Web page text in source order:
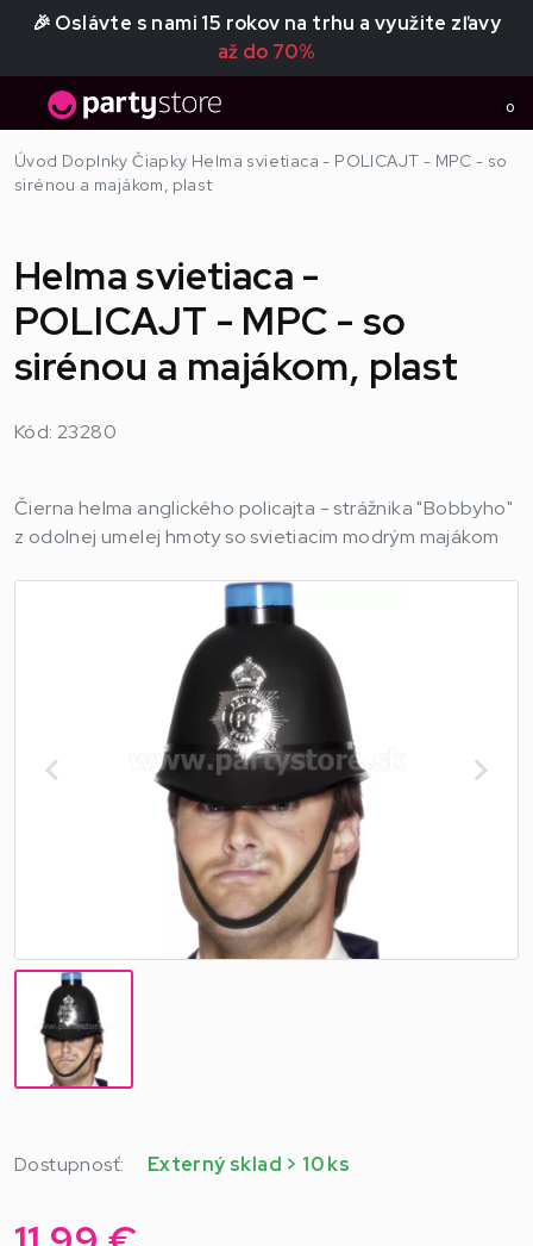
🎉 Oslávte s nami 15 rokov na trhu a využite zľavy
až do 70%
0
Úvod Doplnky Čiapky Helma svietiaca - POLICAJT - MPC - so
sirénou a majákom, plast
Helma svietiaca -
POLICAJT - MPC - so
sirénou a majákom, plast
Kód: 23280
Čierna helma anglického policajta - strážnika "Bobbyho"
z odolnej umelej hmoty so svietiacim modrým majákom
Dostupnosť: Externý sklad > 10 ks